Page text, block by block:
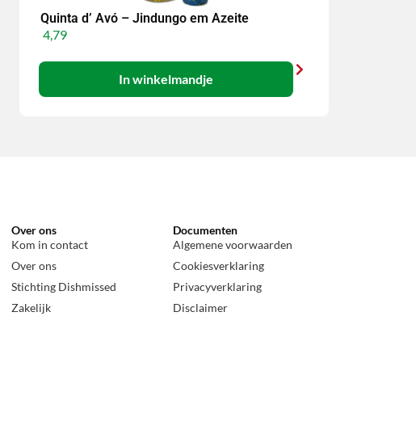
Quinta d’ Avó – Jindungo em Azeite
4,79
In winkelmandje
Over ons
Kom in contact
Over ons
Stichting Dishmissed
Zakelijk
Documenten
Algemene voorwaarden
Cookiesverklaring
Privacyverklaring
Disclaimer